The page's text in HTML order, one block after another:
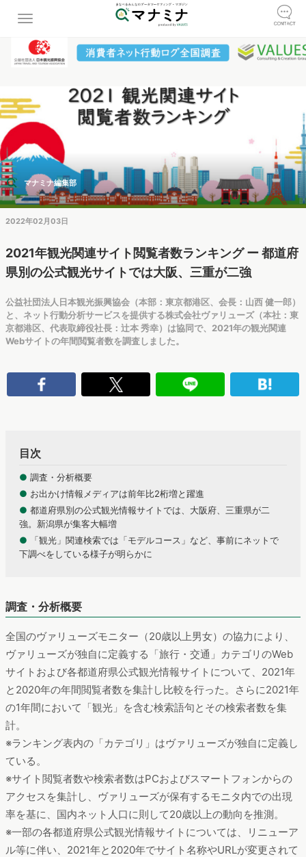
マナミナ編集部
2022年02月03日
2021年観光関連サイト閲覧者数ランキング ー 都道府
県別の公式観光サイトでは大阪、三重が二強
公益社団法人日本観光振興協会（本部：東京都港区、会長：山西 健一郎）
と、ネット行動分析サービスを提供する株式会社ヴァリューズ（本社：東
京都港区、代表取締役社長：辻本 秀幸）は協同で、2021年の観光関連
Webサイトの年間閲覧者数を調査しました。
目次
● 調査・分析概要
● お出かけ情報メディアは前年比2桁増と躍進
● 都道府県別の公式観光情報サイトでは、大阪府、三重県が二
強。新潟県が集客大幅増
● 「観光」関連検索では「モデルコース」など、事前にネットで
下調べをしている様子が明らかに
調査・分析概要
全国のヴァリューズモニター（20歳以上男女）の協力により、
ヴァリューズが独自に定義する「旅行・交通」カテゴリのWeb
サイトおよび各都道府県公式観光情報サイトについて、2021年
と2020年の年間閲覧者数を集計し比較を行った。さらに2021年
の1年間において「観光」を含む検索語句とその検索者数を集
計。
※ランキング表内の「カテゴリ」はヴァリューズが独自に定義し
ている。
※サイト閲覧者数や検索者数はPCおよびスマートフォンからの
アクセスを集計し、ヴァリューズが保有するモニタ内での出現
率を基に、国内ネット人口に則して20歳以上の動向を推測。
※一部の各都道府県公式観光情報サイトについては、リニューア
ル等に伴い、2021年と2020年でサイト名称やURLが変更されて